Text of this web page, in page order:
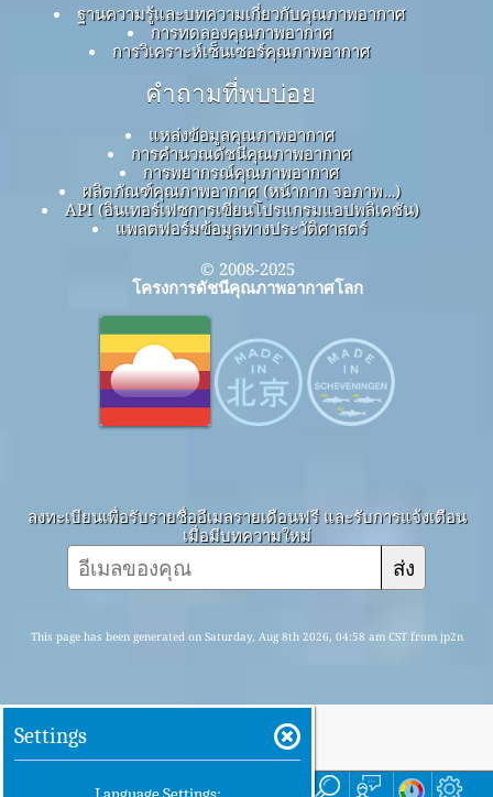
ฐานความรู้และบทความเกี่ยวกับคุณภาพอากาศ
การทดลองคุณภาพอากาศ
การวิเคราะห์เซ็นเซอร์คุณภาพอากาศ
คำถามที่พบบ่อย
แหล่งข้อมูลคุณภาพอากาศ
การคำนวณดัชนีคุณภาพอากาศ
การพยากรณ์คุณภาพอากาศ
ผลิตภัณฑ์คุณภาพอากาศ (หน้ากาก จอภาพ…)
API (อินเทอร์เฟซการเขียนโปรแกรมแอปพลิเคชัน)
แพลตฟอร์มข้อมูลทางประวัติศาสตร์
© 2008-2025
โครงการดัชนีคุณภาพอากาศโลก
ลงทะเบียนเพื่อรับรายชื่ออีเมลรายเดือนฟรี และรับการแจ้งเตือน
เมื่อมีบทความใหม่
ส่ง
This page has been generated on Saturday, Aug 8th 2026, 04:58 am CST from jp2n
Settings